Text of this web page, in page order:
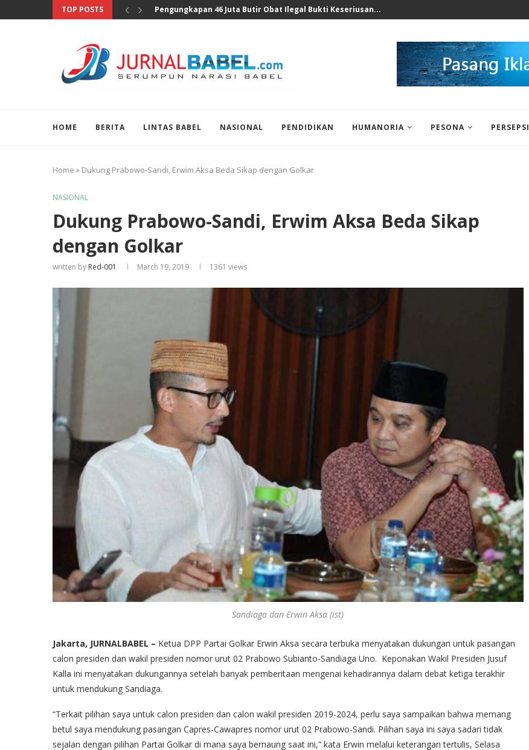
TOP POSTS Anggota DPR Sebut Sensus Ekonomi 2026 Bukan Untuk...
HOME BERITA LINTAS BABEL NASIONAL PENDIDIKAN HUMANORIA PESONA PERSEPSI
Home » Dukung Prabowo-Sandi, Erwim Aksa Beda Sikap dengan Golkar
NASIONAL
Dukung Prabowo-Sandi, Erwim Aksa Beda Sikap
dengan Golkar
written by Red-001 March 19, 2019 1361 views
Sandiaga dan Erwin Aksa (ist)
Jakarta, JURNALBABEL – Ketua DPP Partai Golkar Erwin Aksa secara terbuka menyatakan dukungan untuk pasangan
calon presiden dan wakil presiden nomor urut 02 Prabowo Subianto-Sandiaga Uno. Keponakan Wakil Presiden Jusuf
Kalla ini menyatakan dukungannya setelah banyak pemberitaan mengenai kehadirannya dalam debat ketiga terakhir
untuk mendukung Sandiaga.
“Terkait pilihan saya untuk calon presiden dan calon wakil presiden 2019-2024, perlu saya sampaikan bahwa memang
betul saya mendukung pasangan Capres-Cawapres nomor urut 02 Prabowo-Sandi. Pilihan saya ini saya sadari tidak
sejalan dengan pilihan Partai Golkar di mana saya bernaung saat ini,” kata Erwin melalui keterangan tertulis, Selasa